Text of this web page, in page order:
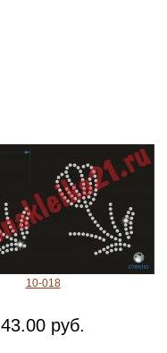
10-018
43.00 руб.